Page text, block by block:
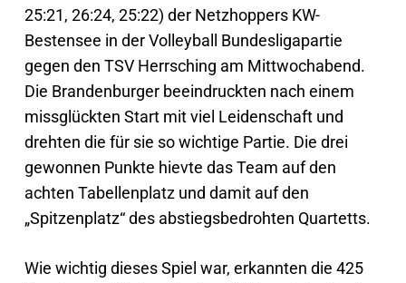
25:21, 26:24, 25:22) der Netzhoppers KW-
Bestensee in der Volleyball Bundesligapartie
gegen den TSV Herrsching am Mittwochabend.
Die Brandenburger beeindruckten nach einem
missglückten Start mit viel Leidenschaft und
drehten die für sie so wichtige Partie. Die drei
gewonnen Punkte hievte das Team auf den
achten Tabellenplatz und damit auf den
„Spitzenplatz“ des abstiegsbedrohten Quartetts.
Wie wichtig dieses Spiel war, erkannten die 425